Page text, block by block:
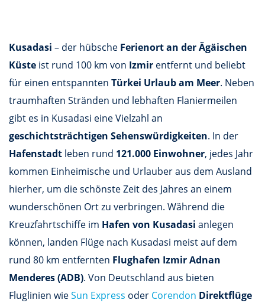
Kusadasi – der hübsche Ferienort an der Ägäischen
Küste ist rund 100 km von Izmir entfernt und beliebt
für einen entspannten Türkei Urlaub am Meer. Neben
traumhaften Stränden und lebhaften Flaniermeilen
gibt es in Kusadasi eine Vielzahl an
geschichtsträchtigen Sehenswürdigkeiten. In der
Hafenstadt leben rund 121.000 Einwohner, jedes Jahr
kommen Einheimische und Urlauber aus dem Ausland
hierher, um die schönste Zeit des Jahres an einem
wunderschönen Ort zu verbringen. Während die
Kreuzfahrtschiffe im Hafen von Kusadasi anlegen
können, landen Flüge nach Kusadasi meist auf dem
rund 80 km entfernten Flughafen Izmir Adnan
Menderes (ADB). Von Deutschland aus bieten
Fluglinien wieSun Express oder Corendon Direktflüge